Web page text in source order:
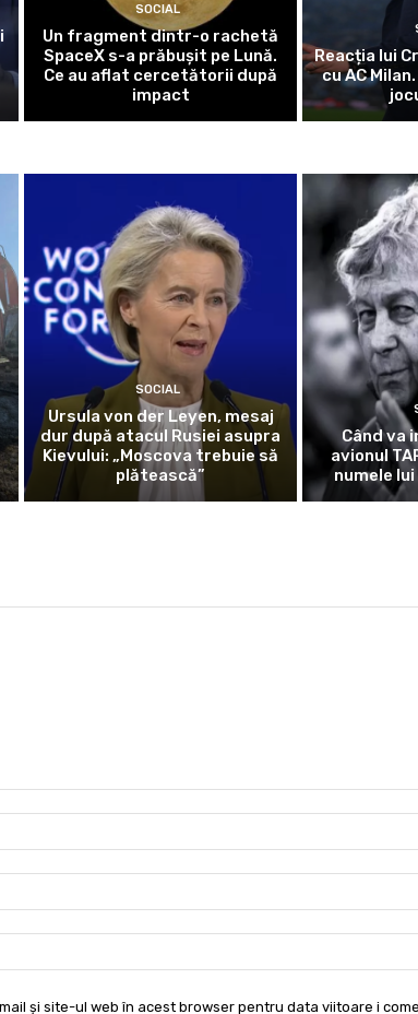
SOCIAL
Un fragment dintr-o rachetă
SpaceX s-a prăbușit pe Lună.
Ce au aflat cercetătorii după
impact
Reacția lui
cu AC
SOCIAL
Ursula von der Leyen, mesaj
dur după atacul Rusiei asupra
Kievului: „Moscova trebuie să
plătească”
Când va
avionul
numele
și site-ul web în acest browser pentru data viitoare i